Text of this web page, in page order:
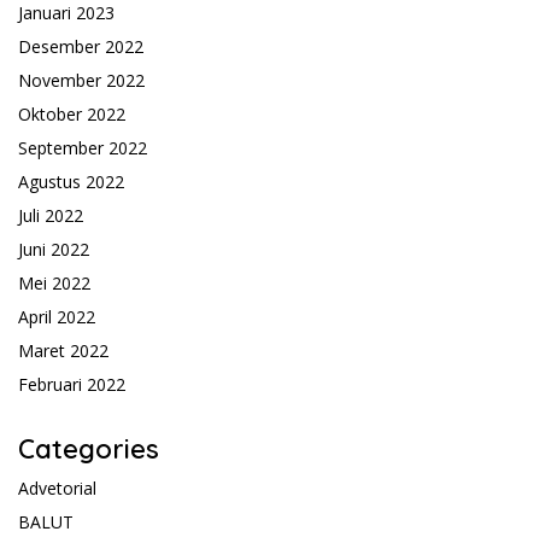
Januari 2023
Desember 2022
November 2022
Oktober 2022
September 2022
Agustus 2022
Juli 2022
Juni 2022
Mei 2022
April 2022
Maret 2022
Februari 2022
Categories
Advetorial
BALUT